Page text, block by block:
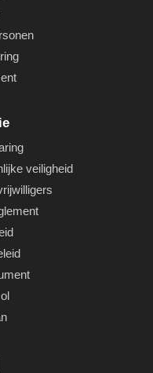
veiligheid